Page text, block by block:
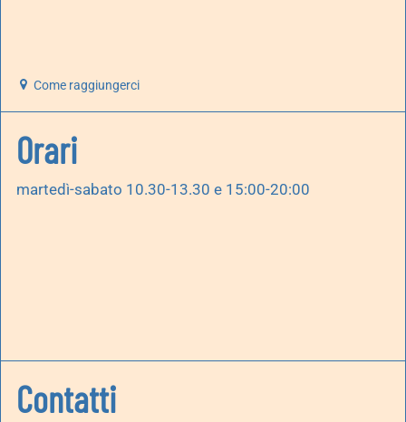
Come raggiungerci
Orari
martedì-sabato 10.30-13.30 e 15:00-20:00
Contatti